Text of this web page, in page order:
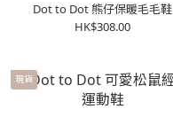
Dot to Dot 熊仔保暖毛毛鞋
HK$308.00
現貨